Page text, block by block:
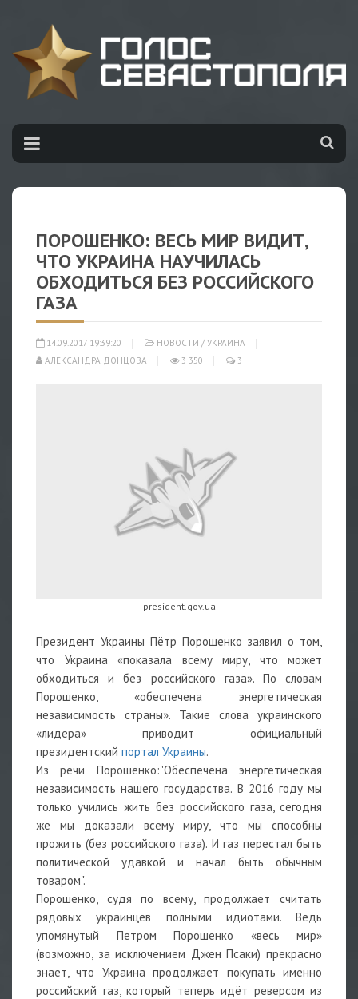
ПОРОШЕНКО: ВЕСЬ МИР ВИДИТ,
ЧТО УКРАИНА НАУЧИЛАСЬ
ОБХОДИТЬСЯ БЕЗ РОССИЙСКОГО
ГАЗА
14.09.2017 19:39:20 НОВОСТИ / УКРАИНА
АЛЕКСАНДРА ДОНЦОВА
3 350 3
president.gov.ua
Президент Украины Пётр Порошенко заявил о том,
что Украина «показала всему миру, что может
обходиться и без российского газа». По словам
Порошенко, «обеспечена энергетическая
независимость страны». Такие слова украинского
«лидера» приводит официальный
президентский портал Украины.
Из речи Порошенко:"Обеспечена энергетическая
независимость нашего государства. В 2016 году мы
только учились жить без российского газа, сегодня
же мы доказали всему миру, что мы способны
прожить (без российского газа). И газ перестал быть
политической удавкой и начал быть обычным
товаром".
Порошенко, судя по всему, продолжает считать
рядовых украинцев полными идиотами. Ведь
упомянутый Петром Порошенко «весь мир»
(возможно, за исключением Джен Псаки) прекрасно
знает, что Украина продолжает покупать именно
российский газ, который теперь идёт реверсом из